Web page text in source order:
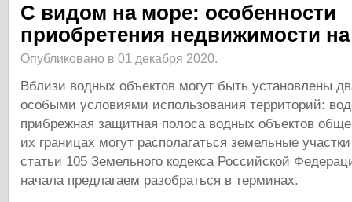
С видом на море: особенности
приобретения недвижимости на
Опубликовано в 01 декабря 2020.
Вблизи водных объектов могут быть установлены
особыми условиями использования территорий:
прибрежная защитная полоса водных объектов
их границах могут располагаться земельные
статьи 105 Земельного кодекса Российской
начала предлагаем разобраться в терминах.